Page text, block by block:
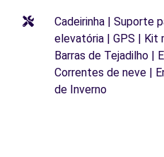
Cadeirinha | Suporte
elevatória | GPS | Kit
Barras de Tejadilho |
Correntes de neve |
de Inverno